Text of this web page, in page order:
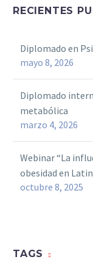
RECIENTES
Diplomado en
mayo 8, 2026
Diplomado
metabólica
marzo 4, 2026
Webinar “La
obesidad en
octubre 8, 2025
TAGS